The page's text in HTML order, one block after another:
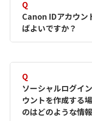
Q
Canon IDアカウン
ばよいですか？
す。詳しい作成
何ですか？
ださい。
Q
ソーシャルログイ
ウントを作成する
のはどのような情